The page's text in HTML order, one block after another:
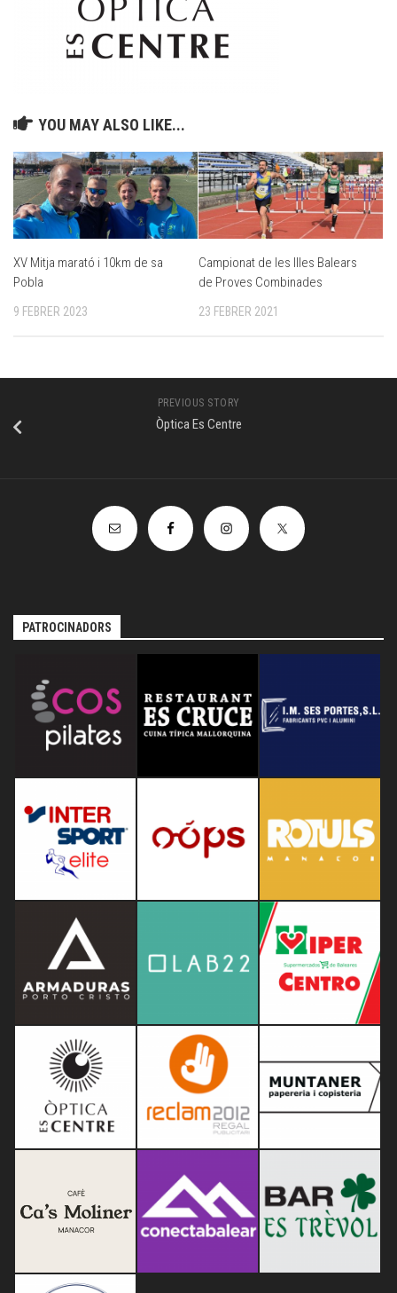
YOU MAY ALSO LIKE...
XV Mitja marató i 10km de sa
Pobla
9 FEBRER 2023
Campionat de les Illes Balears
de Proves Combinades
23 FEBRER 2021
PREVIOUS STORY
Òptica Es Centre
PATROCINADORS